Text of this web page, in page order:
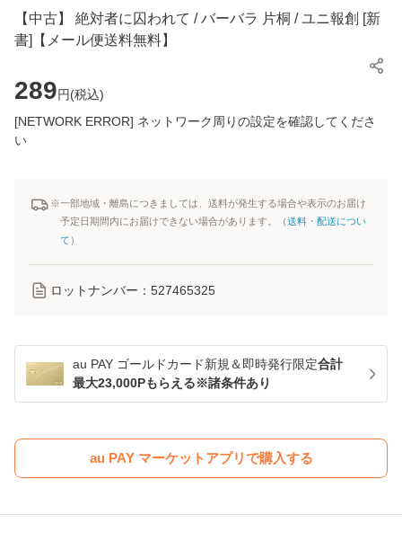
【中古】 絶対者に囚われて / バーバラ 片桐 / ユニ報創 [新
書]【メール便送料無料】
289円(税込)
[NETWORK ERROR] ネットワーク周りの設定を確認してくださ
い
※一部地域・離島につきましては、送料が発生する場合や表示のお届け
予定日期間内にお届けできない場合があります。（送料・配送につい
て ）
ロットナンバー： 527465325
au PAY ゴールドカード新規＆即時発行限定合計
最大23,000Pもらえる※諸条件あり
au PAY マーケットアプリで購入する